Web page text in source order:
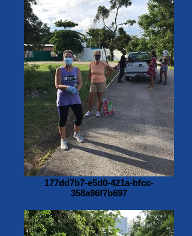
177dd7b7-e5d0-421a-bfcc-
358a96f7b697